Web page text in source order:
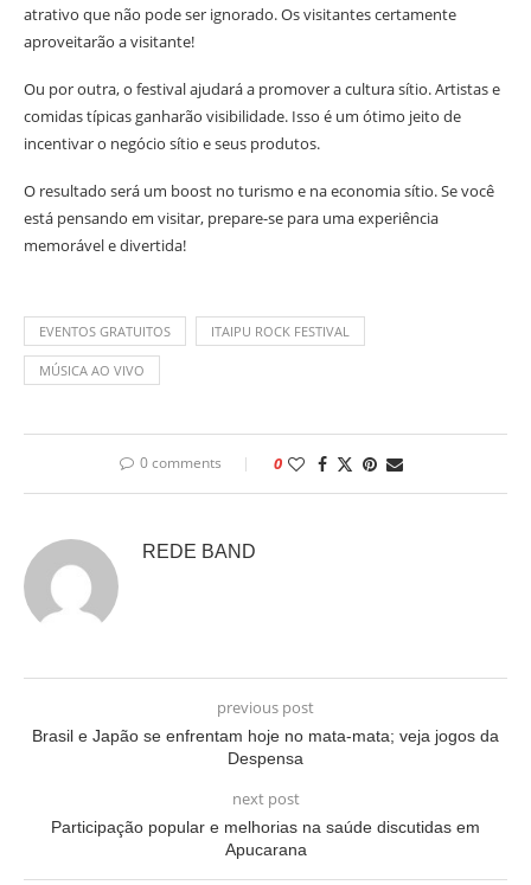
atrativo que não pode ser ignorado. Os visitantes certamente
aproveitarão a visitante!
Ou por outra, o festival ajudará a promover a cultura sítio. Artistas e
comidas típicas ganharão visibilidade. Isso é um ótimo jeito de
incentivar o negócio sítio e seus produtos.
O resultado será um boost no turismo e na economia sítio. Se você
está pensando em visitar, prepare-se para uma experiência
memorável e divertida!
EVENTOS GRATUITOS ITAIPU ROCK FESTIVAL
MÚSICA AO VIVO
0 comments 0
REDE BAND
previous post
Brasil e Japão se enfrentam hoje no mata-mata; veja jogos da
Despensa
next post
Participação popular e melhorias na saúde discutidas em
Apucarana